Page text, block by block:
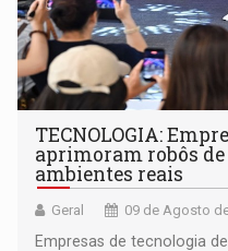
TECNOLOGIA:
aprimoram robôs
ambientes reais
Geral 09 de Agosto
Empresas de tecnologia